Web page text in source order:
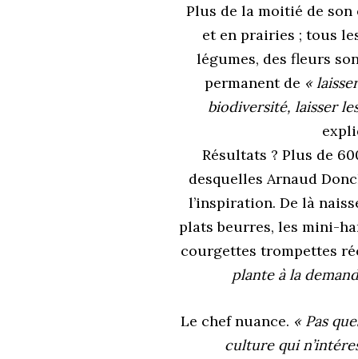
Plus de la moitié de
et en prairies ; tous
légumes, des fleurs
permanent de «
biodiversité, laisser
Résultats ? Plus de
desquelles Arnaud
l’inspiration. De là
plats beurres, les mini-
courgettes trompettes
plante à la
Le chef nuance. « Pas
culture qui